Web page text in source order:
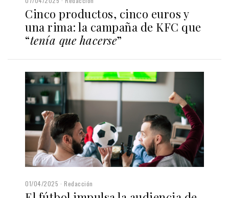
Cinco productos, cinco euros y
una rima: la campaña de KFC que
“tenía que hacerse”
01/04/2025 Redacción